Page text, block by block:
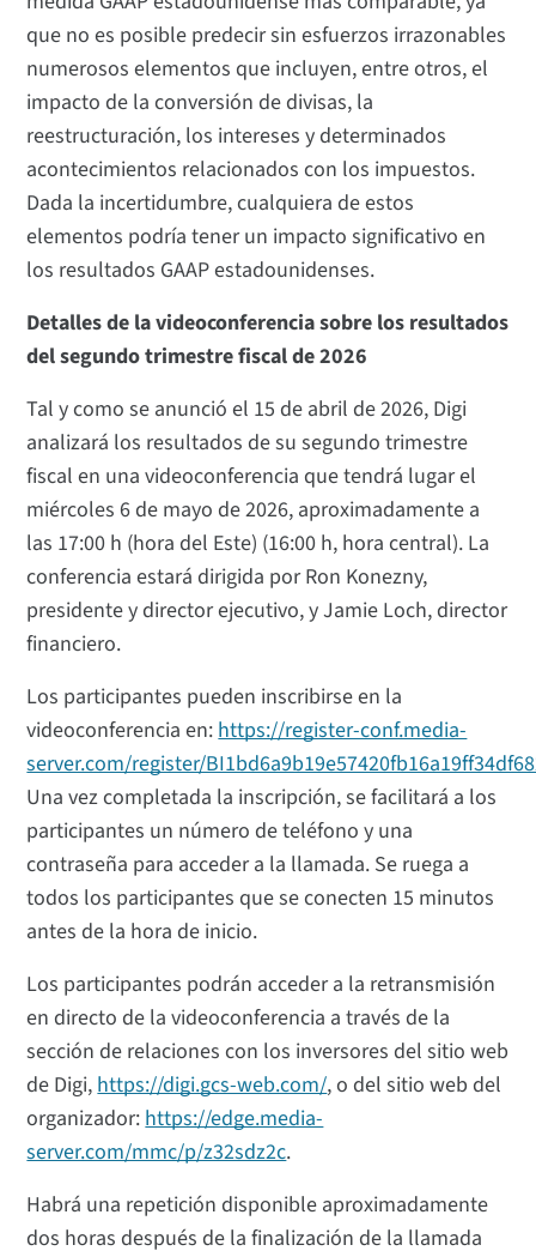
que no es posible predecir sin esfuerzos irrazonables
numerosos elementos que incluyen, entre otros, el
impacto de la conversión de divisas, la
reestructuración, los intereses y determinados
acontecimientos relacionados con los impuestos.
Dada la incertidumbre, cualquiera de estos
elementos podría tener un impacto significativo en
los resultados GAAP estadounidenses.
Detalles de la videoconferencia sobre los resultados
del segundo trimestre fiscal de 2026
Tal y como se anunció el 15 de abril de 2026, Digi
analizará los resultados de su segundo trimestre
fiscal en una videoconferencia que tendrá lugar el
miércoles 6 de mayo de 2026, aproximadamente a
las 17:00 h (hora del Este) (16:00 h, hora central). La
conferencia estará dirigida por Ron Konezny,
presidente y director ejecutivo, y Jamie Loch, director
financiero.
Los participantes pueden inscribirse en la
videoconferencia en:https://register-conf.media-
server.com/register/
Una vez completada la inscripción, se facilitará a los
participantes un número de teléfono y una
contraseña para acceder a la llamada. Se ruega a
todos los participantes que se conecten 15 minutos
antes de la hora de inicio.
Los participantes podrán acceder a la retransmisión
en directo de la videoconferencia a través de la
sección de relaciones con los inversores del sitio web
de Digi,https://digi.gcs-web.com/, o del sitio web del
organizador:https://edge.media-
server.com/mmc/p/z32sdz2c.
Habrá una repetición disponible aproximadamente
dos horas después de la finalización de la llamada